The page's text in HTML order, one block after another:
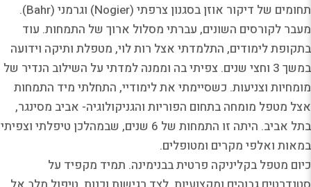
תחומים של דיקור אוזן בסגנון צרפתי (Nogier) וגרמני (Bahr).
מעבר לקורסים השונים, עברתי מסלול ארוך של התמחות. עוד
בתקופת לימודים, התלמדתי אצל רות לוי, מטפלת ותיקה וידועה
במשך 3 וחצי שנים. צפיתי בה וממנה למדתי על השילוב הנדיר של
מומחיות וצניעות. כשסיימתי את לימודיי, התחלתי מיד התמחות
אצל מטפל מומחה בתחום הפוריות והגניקולוגיה- אביב מסינגר,
בתל אביב. היתה זו התמחות של 6 שנים, שבמהלכן טיפלתי וצפיתי
במאות ואלפי מקרים ומטופלים.
כיום מטפל בקליניקה פרטית בבנימינה. תמיד מקפיד על